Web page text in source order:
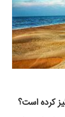
کرده است؟